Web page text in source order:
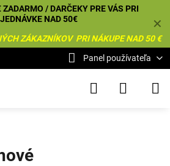
✕
/ DARČEKY PRE VÁS PRI
NAD 50€
ZÁKAZNÍKOV PRI NÁKUPE NAD 50 €
Panel používateľa